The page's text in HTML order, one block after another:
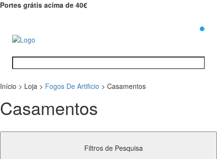
Portes grátis acima de 40€
Início > Loja > Fogos De Artificio > Casamentos
Casamentos
Filtros de Pesquisa